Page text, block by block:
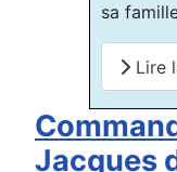
sa
Lire
Jacques